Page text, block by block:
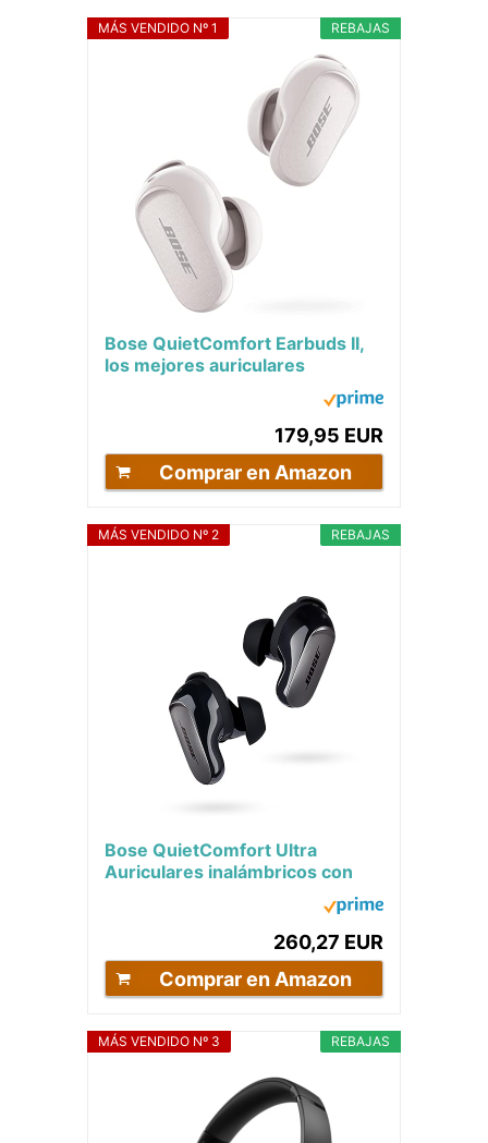
REBAJAS
MÁS VENDIDO Nº 1
Bose QuietComfort Earbuds II,
los mejores auriculares
179,95 EUR
Comprar en Amazon
REBAJAS
MÁS VENDIDO Nº 2
Bose QuietComfort Ultra
Auriculares inalámbricos con
260,27 EUR
Comprar en Amazon
REBAJAS
MÁS VENDIDO Nº 3